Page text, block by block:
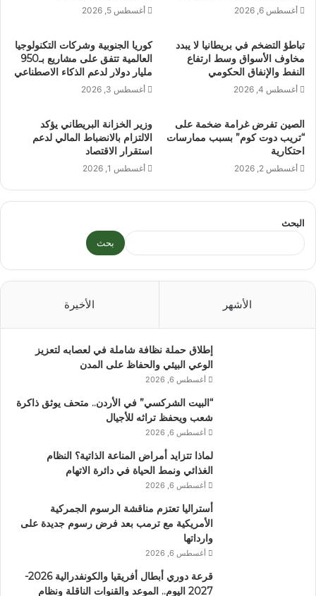
أغسطس 6, 2026 أغسطس 5, 2026
تباطؤ التضخم في بريطانيا لا يبدد
مخاوف الأسواق وسط ارتفاع
النفط والإنفاق الحكومي
أغسطس 4, 2026
كوريا الجنوبية وشركات التكنولوجيا
العالمية تتفق على مشاريع بـ950
مليار دولار لدعم الذكاء الاصطناعي
أغسطس 3, 2026
الصين تفرض غرامة ضخمة على
“تريب دوت كوم” بسبب ممارسات
احتكارية
أغسطس 2, 2026
وزير الخزانة البريطاني يؤكد
الالتزام بالانضباط المالي لدعم
استقرار الاقتصاد
أغسطس 1, 2026
البحث
بحث
الأشهر الأخيرة
إطلاق حملة نظافة شاملة في لعصابه لتعزيز
الوعي البيئي والحفاظ على المدن
أغسطس 6, 2026
“البيت الشركسي” في الأردن.. متحف يوثق ذاكرة
شعب ويحفظ تراثه للأجيال
أغسطس 6, 2026
لماذا تتزايد أمراض المناعة الذاتية؟ النظام
الغذائي ونمط الحياة في دائرة الاتهام
أغسطس 6, 2026
أستراليا تعتزم مناقشة الرسوم الجمركية
الأمريكية مع ترمب بعد فرض رسوم جديدة على
وارداتها
أغسطس 6, 2026
قرعة دوري أبطال أفريقيا والكونفدرالية 2026-
2027 اليوم.. الموعد والقنوات الناقلة ونظام